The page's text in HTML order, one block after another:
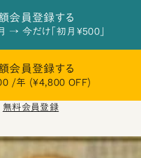
会員登録する
→ 今だけ「初月¥500」
会員登録する
/年 (¥4,800 OFF)
無料会員登録